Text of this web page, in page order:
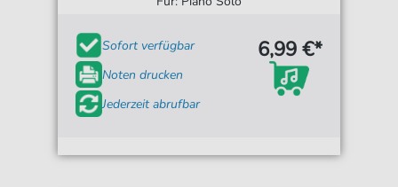
Sofort verfügbar
Noten drucken
Jederzeit abrufbar
6,99 €*